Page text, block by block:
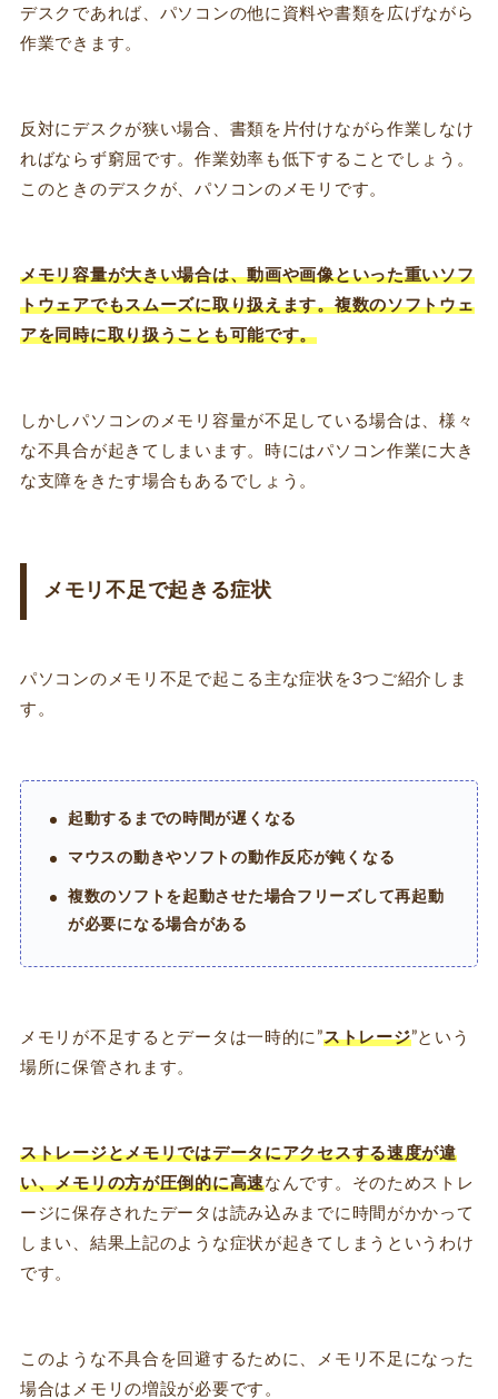
デスクであれば、パソコンの他に資料や書類を広げながら
作業できます。
反対にデスクが狭い場合、書類を片付けながら作業しなけ
ればならず窮屈です。作業効率も低下することでしょう。
このときのデスクが、パソコンのメモリです。
メモリ容量が大きい場合は、動画や画像といった重いソフ
トウェアでもスムーズに取り扱えます。複数のソフトウェ
アを同時に取り扱うことも可能です。
しかしパソコンのメモリ容量が不足している場合は、様々
な不具合が起きてしまいます。時にはパソコン作業に大き
な支障をきたす場合もあるでしょう。
メモリ不足で起きる症状
パソコンのメモリ不足で起こる主な症状を3つご紹介しま
す。
起動するまでの時間が遅くなる
マウスの動きやソフトの動作反応が鈍くなる
複数のソフトを起動させた場合フリーズして再起動
が必要になる場合がある
メモリが不足するとデータは一時的に”ストレージ”という
場所に保管されます。
ストレージとメモリではデータにアクセスする速度が違
い、メモリの方が圧倒的に高速なんです。そのためストレ
ージに保存されたデータは読み込みまでに時間がかかって
しまい、結果上記のような症状が起きてしまうというわけ
です。
このような不具合を回避するために、メモリ不足になった
場合はメモリの増設が必要です。